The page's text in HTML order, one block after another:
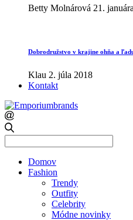
Betty Molnárová 21.
Dobrodružstvo v krajine ohňa a
Klau 2. júla 2018
Kontakt
for:
Domov
Fashion
Trendy
Outfity
Celebrity
Módne novinky